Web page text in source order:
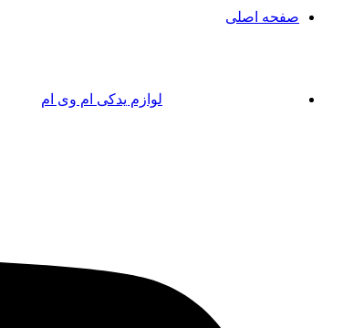
صفحه اصلی
لوازم یدکی ام وی ام